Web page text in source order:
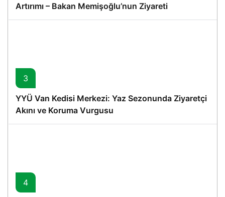
Artırımı – Bakan Memişoğlu’nun Ziyareti
3
YYÜ Van Kedisi Merkezi: Yaz Sezonunda Ziyaretçi
Akını ve Koruma Vurgusu
4